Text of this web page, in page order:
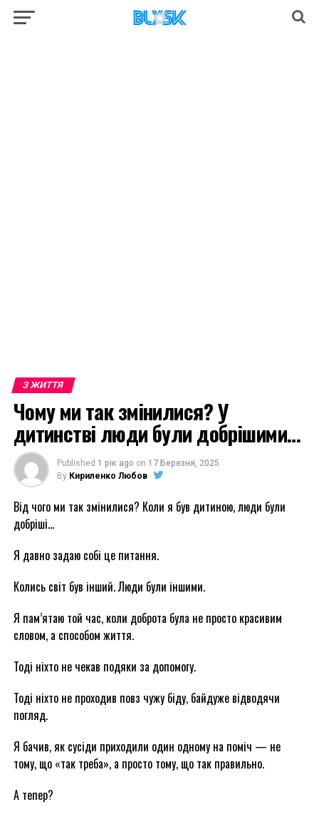
З ЖИТТЯ
Чому ми так змінилися? У
дитинстві люди були добрішими…
Published 1 рік ago on 17 Березня, 2025
By Кириленко Любов
Від чого ми так змінилися? Коли я був дитиною, люди були
добріші…
Я давно задаю собі це питання.
Колись світ був інший. Люди були іншими.
Я пам’ятаю той час, коли доброта була не просто красивим
словом, а способом життя.
Тоді ніхто не чекав подяки за допомогу.
Тоді ніхто не проходив повз чужу біду, байдуже відводячи
погляд.
Я бачив, як сусіди приходили один одному на поміч — не
тому, що «так треба», а просто тому, що так правильно.
А тепер?